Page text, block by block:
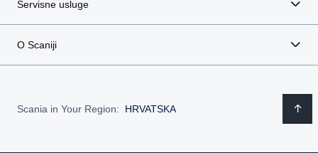
Servisne usluge
O Scaniji
Scania in Your Region: HRVATSKA